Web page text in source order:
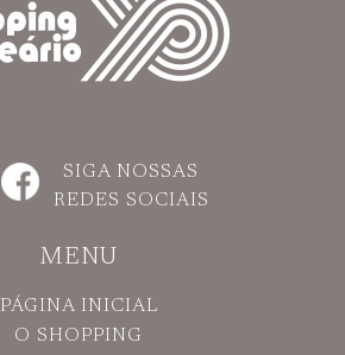
SIGA NOSSAS
REDES SOCIAIS
MENU
PÁGINA INICIAL
O SHOPPING